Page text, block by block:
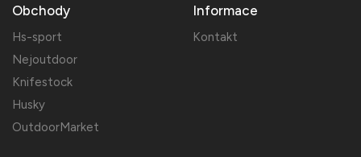
Obchody
Hs-sport
Nejoutdoor
Knifestock
Husky
OutdoorMarket
Informace
Kontakt